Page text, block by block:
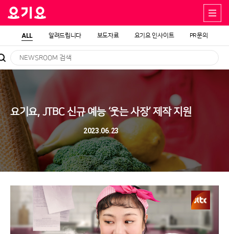
ALL 알려드립니다 보도자료 요기요 인사이트 PR문의
요기요, JTBC 신규 예능 ‘웃는 사장’ 제작 지원
2023.06.23